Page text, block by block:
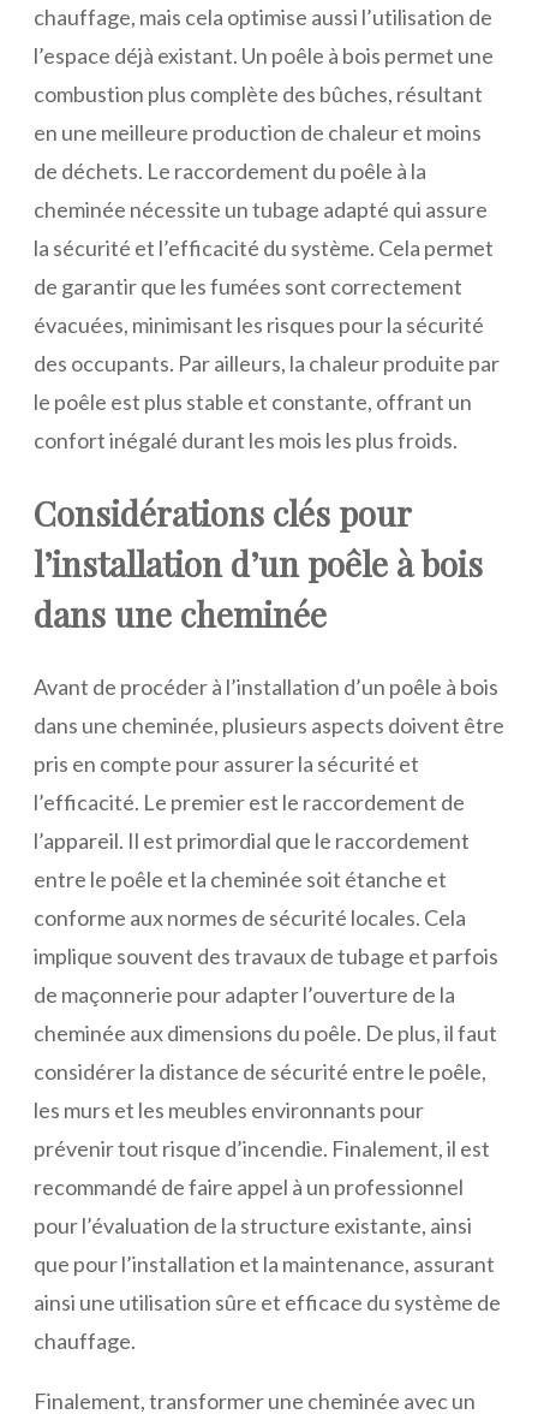
chauffage, mais cela optimise aussi l’utilisation de
l’espace déjà existant. Un poêle à bois permet une
combustion plus complète des bûches, résultant
en une meilleure production de chaleur et moins
de déchets. Le raccordement du poêle à la
cheminée nécessite un tubage adapté qui assure
la sécurité et l’efficacité du système. Cela permet
de garantir que les fumées sont correctement
évacuées, minimisant les risques pour la sécurité
des occupants. Par ailleurs, la chaleur produite par
le poêle est plus stable et constante, offrant un
confort inégalé durant les mois les plus froids.
Considérations clés pour
l’installation d’un poêle à bois
dans une cheminée
Avant de procéder à l’installation d’un poêle à bois
dans une cheminée, plusieurs aspects doivent être
pris en compte pour assurer la sécurité et
l’efficacité. Le premier est le raccordement de
l’appareil. Il est primordial que le raccordement
entre le poêle et la cheminée soit étanche et
conforme aux normes de sécurité locales. Cela
implique souvent des travaux de tubage et parfois
de maçonnerie pour adapter l’ouverture de la
cheminée aux dimensions du poêle. De plus, il faut
considérer la distance de sécurité entre le poêle,
les murs et les meubles environnants pour
prévenir tout risque d’incendie. Finalement, il est
recommandé de faire appel à un professionnel
pour l’évaluation de la structure existante, ainsi
que pour l’installation et la maintenance, assurant
ainsi une utilisation sûre et efficace du système de
chauffage.
Finalement, transformer une cheminée avec un